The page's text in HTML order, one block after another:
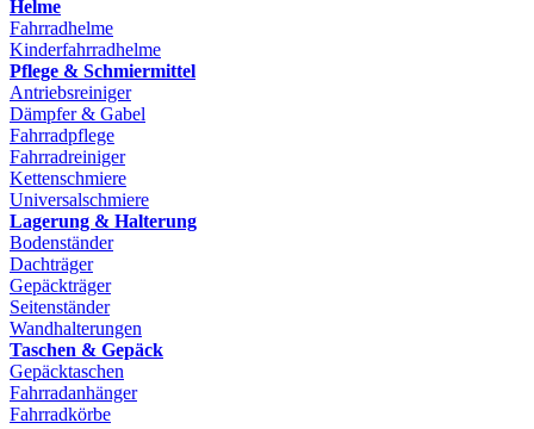
Helme
Fahrradhelme
Kinderfahrradhelme
Pflege & Schmiermittel
Antriebsreiniger
Dämpfer & Gabel
Fahrradpflege
Fahrradreiniger
Kettenschmiere
Universalschmiere
Lagerung & Halterung
Bodenständer
Dachträger
Gepäckträger
Seitenständer
Wandhalterungen
Taschen & Gepäck
Gepäcktaschen
Fahrradanhänger
Fahrradkörbe